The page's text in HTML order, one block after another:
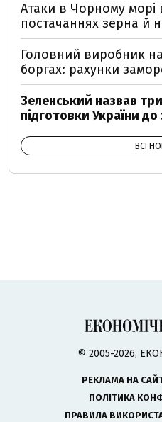
Атаки в Чорному морі
постачаннях зерна й
Головний виробник
боргах: рахунки
Зеленський назвав
підготовки України
ВСІ
© 2005-2026,
РЕКЛАМА НА
ПОЛІТИКА
ПРАВИЛА